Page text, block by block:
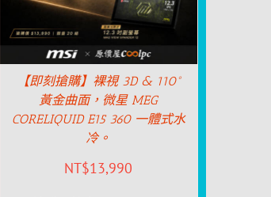
【即刻搶購】裸視 3D & 110°
黃金曲面，微星 MEG
CORELIQUID E15 360 一體式水
冷。
NT$13,990